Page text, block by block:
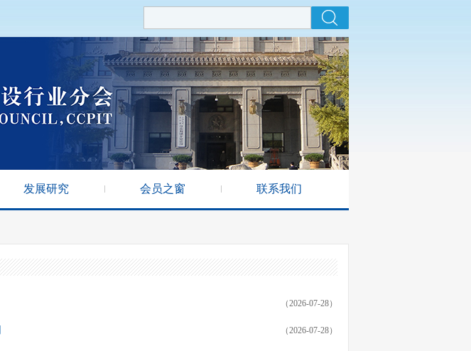
发展研究 会员之窗 联系我们
（2026-07-28）
（2026-07-28）